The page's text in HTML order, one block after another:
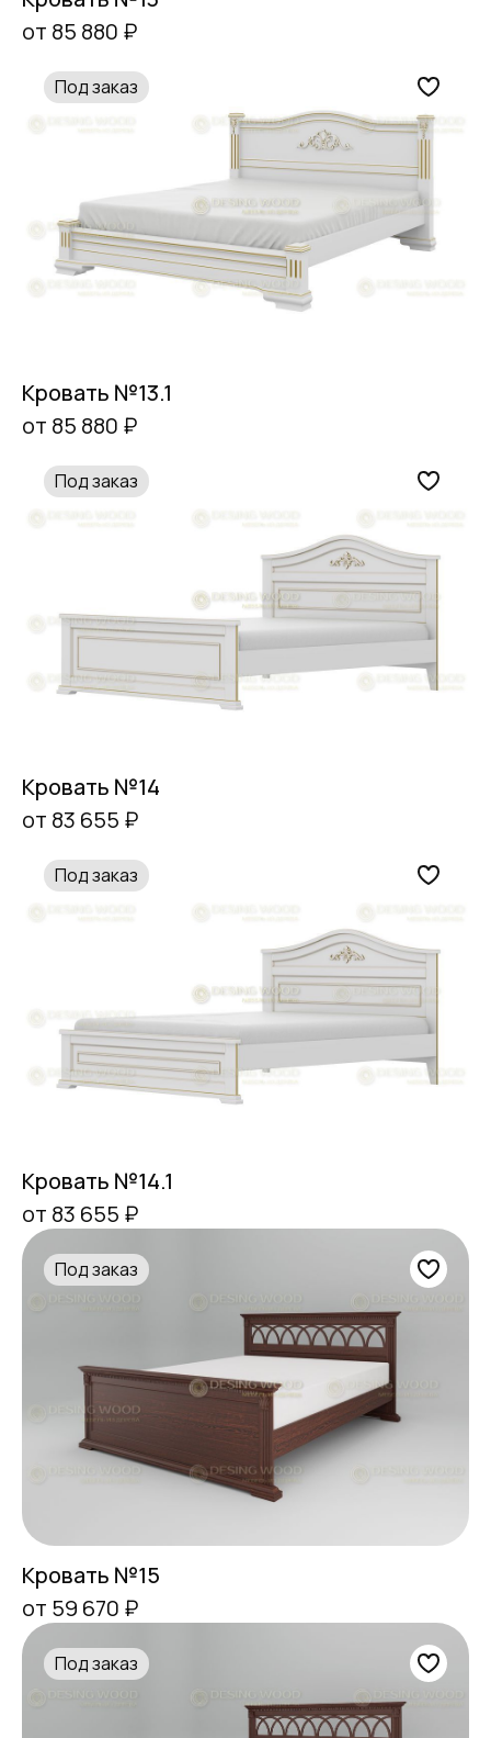
от 85 880 ₽
Под заказ
Кровать №13.1
от 85 880 ₽
Под заказ
Кровать №14
от 83 655 ₽
Под заказ
Кровать №14.1
от 83 655 ₽
Под заказ
Кровать №15
от 59 670 ₽
Под заказ